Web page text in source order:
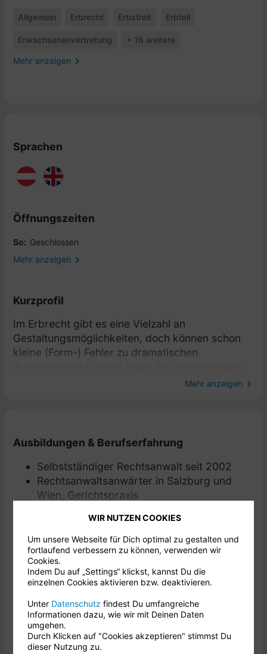
Allgemein Erbrecht Erbstreit Erbteil
Erwachsenenvertretung + 16 weitere
Mehr anzeigen
Sprachen
Öffnungszeiten
So: Geschlossen
Mehr anzeigen
Kurzprofil
Im Erbrecht gibt es eine Vielzahl an
Gestaltungsmöglichkeiten, doch können schon
kleine (Form-) Fehler zu dramatischen
hat, möge es auch klein sein, sollte bereits
gerne von mir profunde beraten!
Ich berate sie kompetent
bei Testamenten, Vermächtnissen und
beim Pflichtteil
bei Erbstreit
bei Vorsorgevollmachten
Mehr anzeigen
Ausbildungen & Berufserfahrung
Selbstständiger Rechtsanwalt seit 2002
Rechtsanwaltsanwärter in Salzburg und
Wien, Gerichtspraxis
Paris-Lodron-Universität, Salzburg
Mitgliedschaften
Lionsclub Hallein
WIR NUTZEN COOKIES
Um unsere Webseite für Dich optimal zu gestalten und
fortlaufend verbessern zu können, verwenden wir
Cookies.
Indem Du auf „Settings“ klickst, kannst Du die
einzelnen Cookies aktivieren bzw. deaktivieren.
Unter Datenschutz findest Du umfangreiche
Informationen dazu, wie wir mit Deinen Daten
umgehen.
Durch Klicken auf "Cookies akzeptieren" stimmst Du
dieser Nutzung zu.